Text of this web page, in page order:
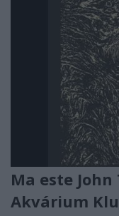
Ma este
Akvárium